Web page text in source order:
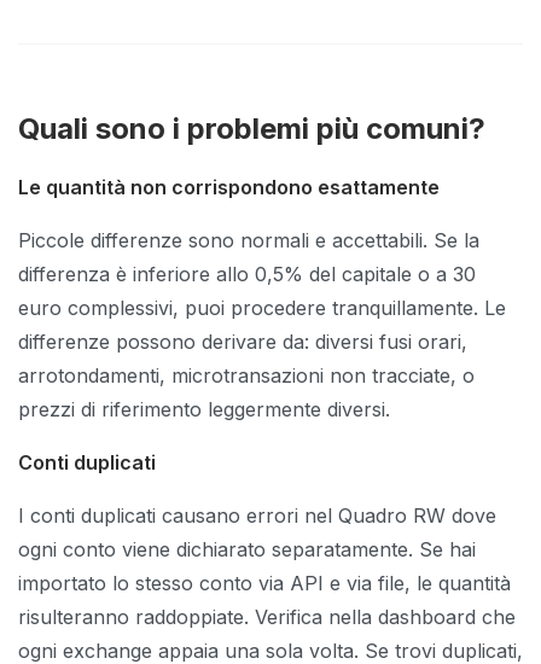
Quali sono i problemi più comuni?
Le quantità non corrispondono esattamente
Piccole differenze sono normali e accettabili. Se la
differenza è inferiore allo 0,5% del capitale o a 30
euro complessivi, puoi procedere tranquillamente. Le
differenze possono derivare da: diversi fusi orari,
arrotondamenti, microtransazioni non tracciate, o
prezzi di riferimento leggermente diversi.
Conti duplicati
I conti duplicati causano errori nel Quadro RW dove
ogni conto viene dichiarato separatamente. Se hai
importato lo stesso conto via API e via file, le quantità
risulteranno raddoppiate. Verifica nella dashboard che
ogni exchange appaia una sola volta. Se trovi duplicati,